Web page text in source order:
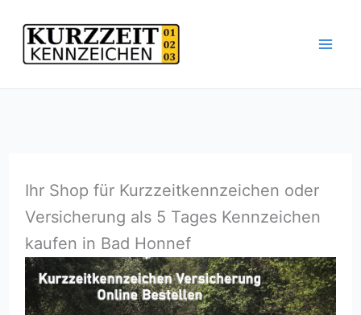
Inhalt
springen
Ihr Shop für Kurzzeitkennzeichen oder
Versicherung als 5 Tages Kennzeichen
kaufen in Bad Honnef